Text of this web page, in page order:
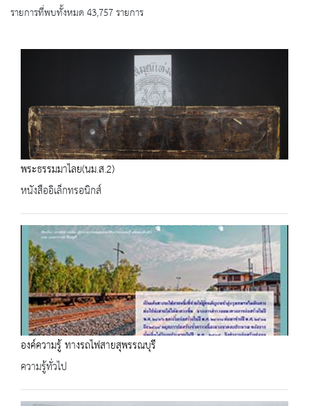
รายการที่พบทั้งหมด 43,757 รายการ
พระธรรมมาไลย(นม.ส.2)
หนังสืออิเล็กทรอนิกส์
องค์ความรู้ ทางรถไฟสายสุพรรณบุรี
ความรู้ทั่วไป